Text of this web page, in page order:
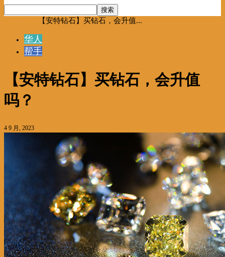
【安特钻石】买钻石，会升值...
华人
帮手
【安特钻石】买钻石，会升值
吗？
4 9 月, 2023